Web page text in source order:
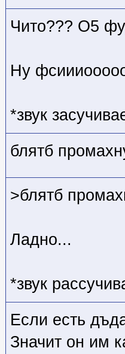
Чито??? О5
Ну
*звук
блятб
>блятб
Ладно...
*звук
Если есть
Значит он им